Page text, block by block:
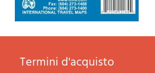
termini d'acquisto